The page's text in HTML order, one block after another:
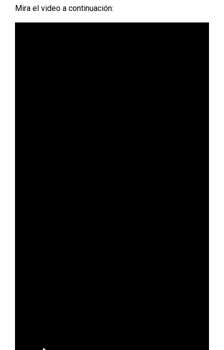
Mira el video a continuación: